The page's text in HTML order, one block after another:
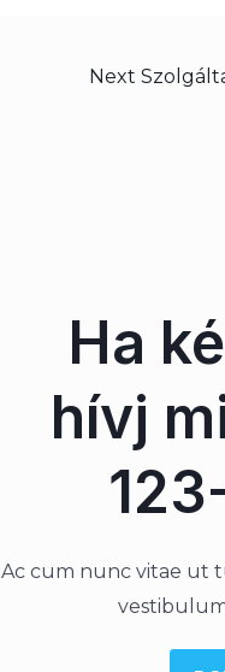
Next
Ha
hívj
Ac cum nunc vitae ut